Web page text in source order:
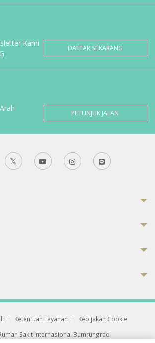
Kami
DAFTAR SEKARANG
PETUNJUK JALAN
| Ketentuan Layanan |
Kebijakan Cookie
Sakit Internasional Bumrungrad